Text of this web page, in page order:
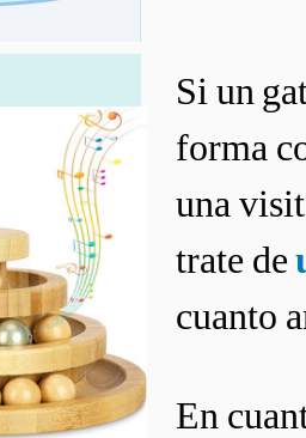
Si un
forma
una
trate de
cuanto
En